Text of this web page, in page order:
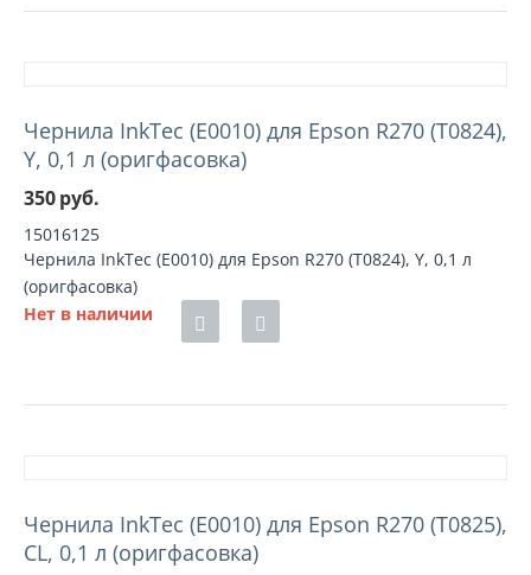
Чернила InkTec (E0010) для Epson R270 (T0824),
Y, 0,1 л (оригфасовка)
350руб.
15016125
Чернила InkTec (E0010) для Epson R270 (T0824), Y, 0,1 л
(оригфасовка)
Нет в наличии
Чернила InkTec (E0010) для Epson R270 (T0825),
CL, 0,1 л (оригфасовка)